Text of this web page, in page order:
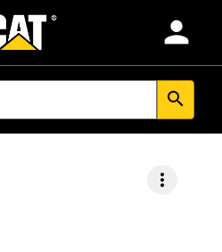
person
search
more_vert